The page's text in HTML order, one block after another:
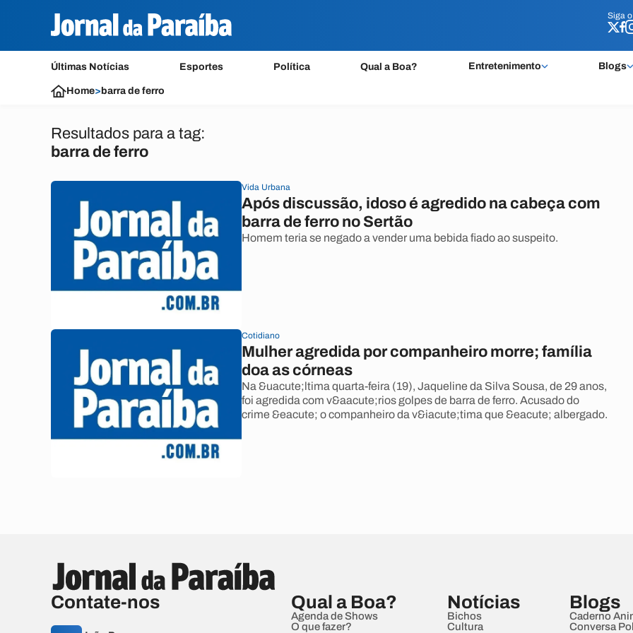
Siga o
Últimas Notícias Esportes Política Qual a Boa? Entretenimento Blogs
Siga o
Home> barra de ferro
Resultados para a tag:
barra de ferro
Vida Urbana
Após discussão, idoso é agredido na cabeça com
barra de ferro no Sertão
Homem teria se negado a vender uma bebida fiado ao suspeito.
Cotidiano
Mulher agredida por companheiro morre; família
doa as córneas
Na &uacute;ltima quarta-feira (19), Jaqueline da Silva Sousa, de 29 anos,
foi agredida com v&aacute;rios golpes de barra de ferro. Acusado do
crime &eacute; o companheiro da v&iacute;tima que &eacute; albergado.
Contate-nos Qual a Boa?
Agenda de Shows
O que fazer?
Notícias
Bichos
Cultura
Blogs
Caderno
Conversa